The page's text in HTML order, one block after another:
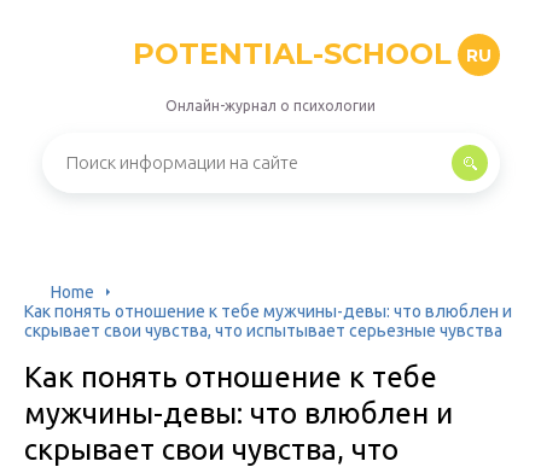
POTENTIAL-SCHOOL RU
Онлайн-журнал о психологии
Home
Как понять отношение к тебе мужчины-девы: что влюблен и
скрывает свои чувства, что испытывает серьезные чувства
Как понять отношение к тебе
мужчины-девы: что влюблен и
скрывает свои чувства, что